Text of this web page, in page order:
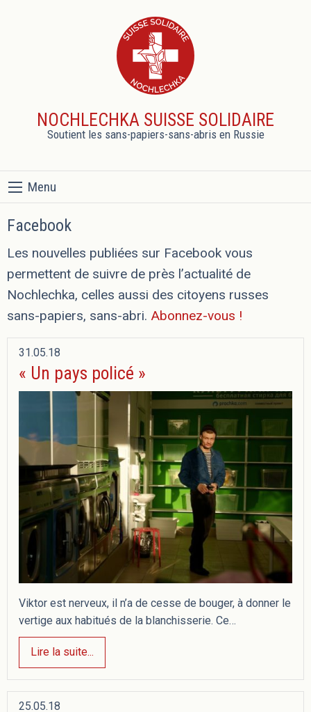
NOCHLECHKA SUISSE SOLIDAIRE
Soutient les sans-papiers-sans-abris en Russie
Menu
Facebook
Les nouvelles publiées sur Facebook vous
permettent de suivre de près l’actualité de
Nochlechka, celles aussi des citoyens russes
sans-papiers, sans-abri. Abonnez-vous !
31.05.18
« Un pays policé »
Viktor est nerveux, il n’a de cesse de bouger, à donner le
vertige aux habitués de la blanchisserie. Ce…
Lire la suite...
25.05.18